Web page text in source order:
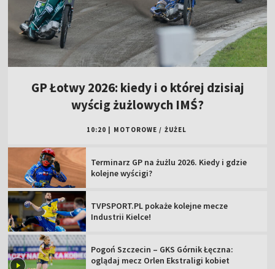
GP Łotwy 2026: kiedy i o której dzisiaj
wyścig żużlowych IMŚ?
10:20 MOTOROWE / ŻUŻEL
Terminarz GP na żużlu 2026. Kiedy i gdzie
kolejne wyścigi?
TVPSPORT.PL pokaże kolejne mecze
Industrii Kielce!
Pogoń Szczecin – GKS Górnik Łęczna:
oglądaj mecz Orlen Ekstraligi kobiet